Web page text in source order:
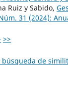
Ruiz y Sabido,
Núm. 31 (2024):
>>
de